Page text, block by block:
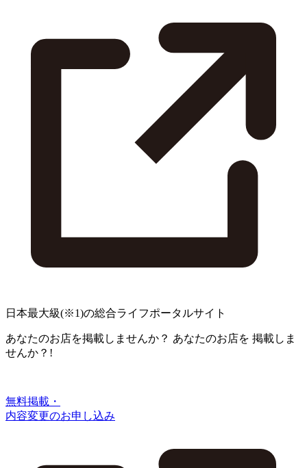
日本最大級(※1)の総合ライフポータルサイト
あなたのお店を掲載しませんか？ あなたのお店を 掲載しま
せんか？!
無料掲載・
内容変更のお申し込み